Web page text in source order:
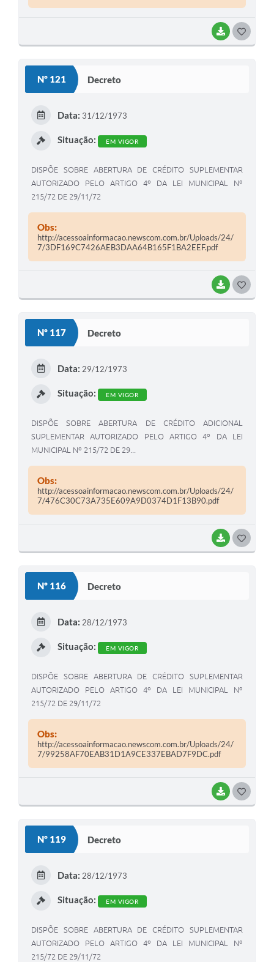
BAIXAR
Nº 121 Decreto
BAIXAR
Data: 31/12/1973
Situação: EM VIGOR
DISPÕE SOBRE ABERTURA DE CRÉDITO SUPLEMENTAR
AUTORIZADO PELO ARTIGO 4º DA LEI MUNICIPAL Nº
215/72 DE 29/11/72
Obs:
http://acessoainformacao.newscom.com.br/Uploads/24/
7/3DF169C7426AEB3DAA64B165F1BA2EEF.pdf
Nº 117 Decreto
BAIXAR
Data: 29/12/1973
Situação: EM VIGOR
DISPÕE SOBRE ABERTURA DE CRÉDITO ADICIONAL
SUPLEMENTAR AUTORIZADO PELO ARTIGO 4º DA LEI
MUNICIPAL Nº 215/72 DE 29...
Obs:
http://acessoainformacao.newscom.com.br/Uploads/24/
7/476C30C73A735E609A9D0374D1F13B90.pdf
Nº 116 Decreto
BAIXAR
Data: 28/12/1973
Situação: EM VIGOR
DISPÕE SOBRE ABERTURA DE CRÉDITO SUPLEMENTAR
AUTORIZADO PELO ARTIGO 4º DA LEI MUNICIPAL Nº
215/72 DE 29/11/72
Obs:
http://acessoainformacao.newscom.com.br/Uploads/24/
7/99258AF70EAB31D1A9CE337EBAD7F9DC.pdf
Nº 119 Decreto
Data: 28/12/1973
Situação: EM VIGOR
DISPÕE SOBRE ABERTURA DE CRÉDITO SUPLEMENTAR
AUTORIZADO PELO ARTIGO 4º DA LEI MUNICIPAL Nº
215/72 DE 29/11/72